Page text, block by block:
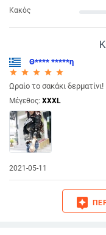
Κακός
Θ**** *****η
star_rate
star_rate
star_rate
star_rate
star_rate
Ωραίο το σακάκι δερματίνι!
Μέγεθος: XXXL
2021-05-11
assistant